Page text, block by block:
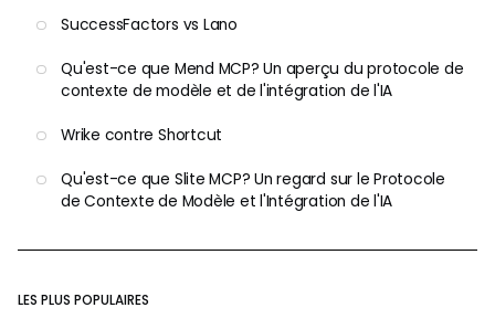
SuccessFactors vs Lano
Qu'est-ce que Mend MCP? Un aperçu du protocole de
contexte de modèle et de l'intégration de l'IA
Wrike contre Shortcut
Qu'est-ce que Slite MCP? Un regard sur le Protocole
de Contexte de Modèle et l'Intégration de l'IA
LES PLUS POPULAIRES